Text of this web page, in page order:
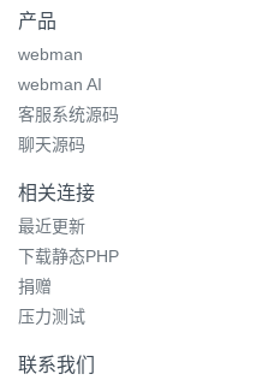
产品
webman
webman AI
客服系统源码
聊天源码
相关连接
最近更新
下载静态PHP
捐赠
压力测试
联系我们